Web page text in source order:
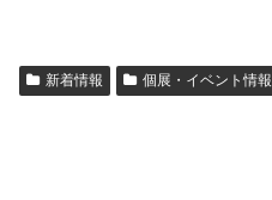
新着情報 個展・イベント情報